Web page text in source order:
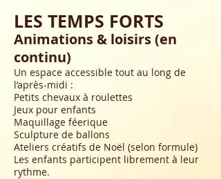
LES TEMPS FORTS
Animations & loisirs (en
continu)
Un espace accessible tout au long de
l’après-midi :
Petits chevaux à roulettes
Jeux pour enfants
Maquillage féerique
Sculpture de ballons
Ateliers créatifs de Noël (selon formule)
Les enfants participent librement à leur
rythme.